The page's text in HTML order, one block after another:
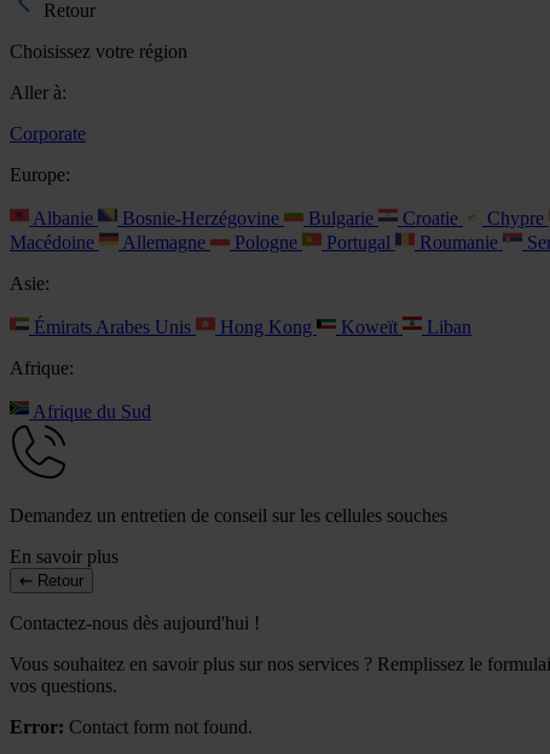
Retour
Choisissez votre région
Aller à:
Corporate
Europe:
Albanie Bosnie-Herzégovine Bulgarie Croatie Chypre
Macédoine
Allemagne Pologne Portugal Roumanie
Asie:
Émirats Arabes Unis Hong Kong Koweït
Liban
Afrique:
Afrique du Sud
Demandez un entretien de conseil sur les cellules souches
En savoir plus
Retour
Contactez-nous dès aujourd'hui !
Vous souhaitez en savoir plus sur nos services ? Remplissez le
vos questions.
Error: Contact form not found.